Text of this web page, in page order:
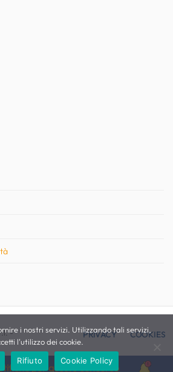
per questo concorso
-
PRIVACY COOKIES
i nostri servizi. Utilizzando tali servizi,
l'utilizzo dei cookie.
Rifiuto Cookie Policy